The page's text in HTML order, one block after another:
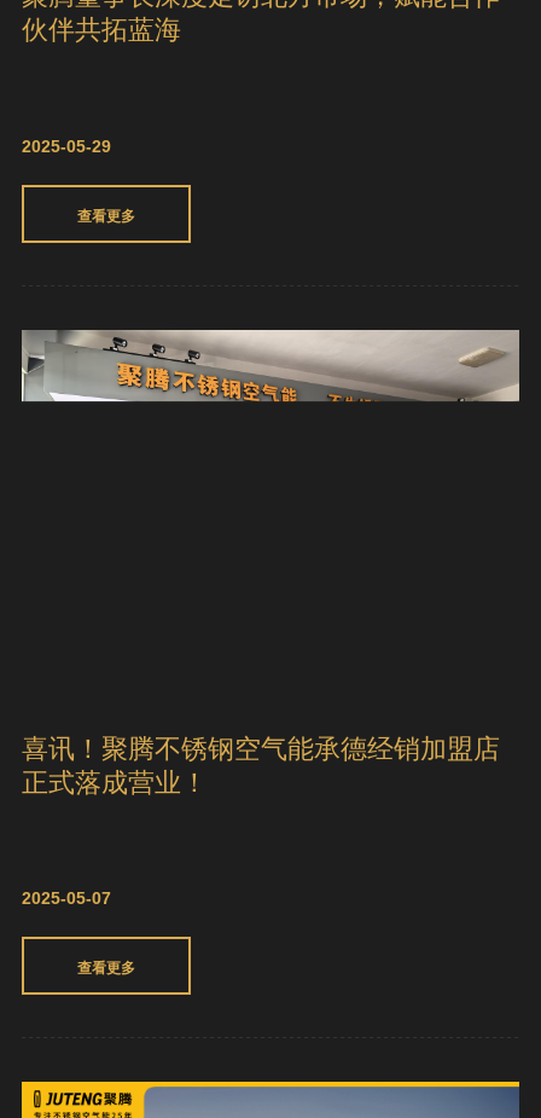
伙伴共拓蓝海
2025-05-29
查看更多
喜讯！聚腾不锈钢空气能承德经销加盟店
正式落成营业！
2025-05-07
查看更多